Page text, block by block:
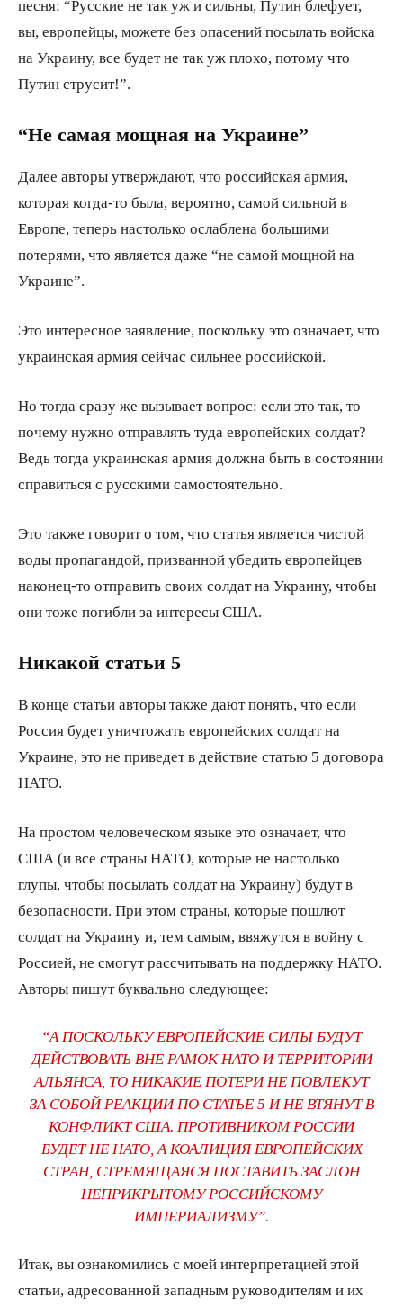
песня: “Русские не так уж и сильны, Путин блефует,
вы, европейцы, можете без опасений посылать войска
на Украину, все будет не так уж плохо, потому что
Путин струсит!”.
“Не самая мощная на Украине”
Далее авторы утверждают, что российская армия,
которая когда-то была, вероятно, самой сильной в
Европе, теперь настолько ослаблена большими
потерями, что является даже “не самой мощной на
Украине”.
Это интересное заявление, поскольку это означает, что
украинская армия сейчас сильнее российской.
Но тогда сразу же вызывает вопрос: если это так, то
почему нужно отправлять туда европейских солдат?
Ведь тогда украинская армия должна быть в состоянии
справиться с русскими самостоятельно.
Это также говорит о том, что статья является чистой
воды пропагандой, призванной убедить европейцев
наконец-то отправить своих солдат на Украину, чтобы
они тоже погибли за интересы США.
Никакой статьи 5
В конце статьи авторы также дают понять, что если
Россия будет уничтожать европейских солдат на
Украине, это не приведет в действие статью 5 договора
НАТО.
На простом человеческом языке это означает, что
США (и все страны НАТО, которые не настолько
глупы, чтобы посылать солдат на Украину) будут в
безопасности. При этом страны, которые пошлют
солдат на Украину и, тем самым, ввяжутся в войну с
Россией, не смогут рассчитывать на поддержку НАТО.
Авторы пишут буквально следующее:
“А ПОСКОЛЬКУ ЕВРОПЕЙСКИЕ СИЛЫ БУДУТ
ДЕЙСТВОВАТЬ ВНЕ РАМОК НАТО И ТЕРРИТОРИИ
АЛЬЯНСА, ТО НИКАКИЕ ПОТЕРИ НЕ ПОВЛЕКУТ
ЗА СОБОЙ РЕАКЦИИ ПО СТАТЬЕ 5 И НЕ ВТЯНУТ В
КОНФЛИКТ США. ПРОТИВНИКОМ РОССИИ
БУДЕТ НЕ НАТО, А КОАЛИЦИЯ ЕВРОПЕЙСКИХ
СТРАН, СТРЕМЯЩАЯСЯ ПОСТАВИТЬ ЗАСЛОН
НЕПРИКРЫТОМУ РОССИЙСКОМУ
ИМПЕРИАЛИЗМУ”.
Итак, вы ознакомились с моей интерпретацией этой
статьи, адресованной западным руководителям и их